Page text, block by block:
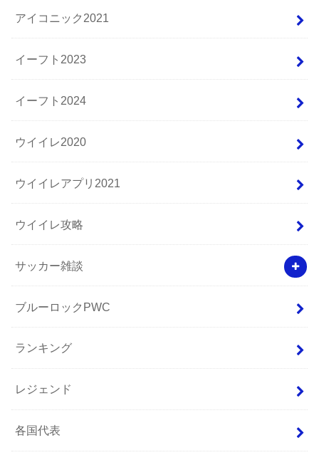
アイコニック2021
イーフト2023
イーフト2024
ウイイレ2020
ウイイレアプリ2021
ウイイレ攻略
サッカー雑談
ブルーロックPWC
ランキング
レジェンド
各国代表